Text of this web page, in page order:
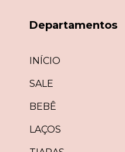
Departamentos
INÍCIO
SALE
BEBÊ
LAÇOS